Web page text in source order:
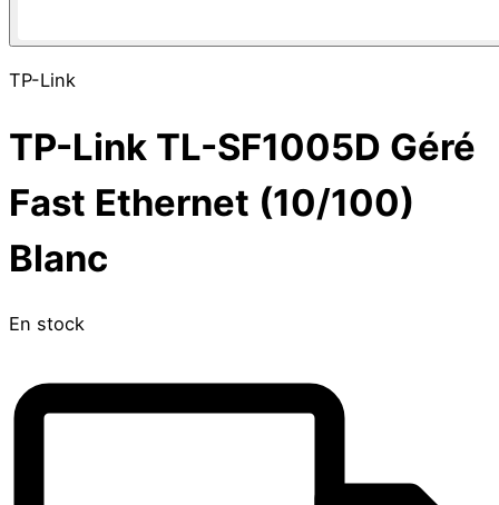
TP-Link
TP-Link TL-SF1005D Géré
Fast Ethernet (10/100)
Blanc
En stock